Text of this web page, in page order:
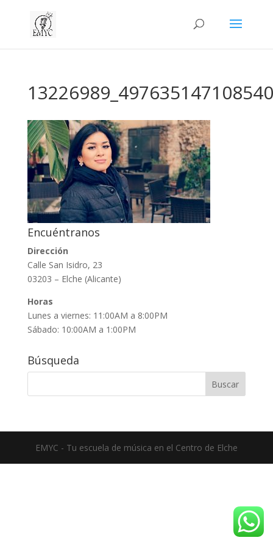
Encuéntranos
Dirección
Calle San Isidro, 23
03203 – Elche (Alicante)
Horas
Lunes a viernes: 11:00AM a 8:00PM
Sábado: 10:00AM a 1:00PM
Búsqueda
EMYC - Tu escuela de música en el Centro de Elche